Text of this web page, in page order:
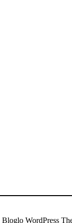
Bloglo WordPress